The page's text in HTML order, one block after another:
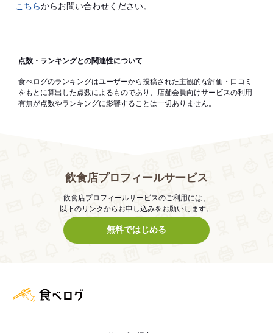
こちらからお問い合わせください。
点数・ランキングとの関連性について
食べログのランキングはユーザーから投稿された主観的な評価・口コミ
をもとに算出した点数によるものであり、店舗会員向けサービスの利用
有無が点数やランキングに影響することは一切ありません。
飲食店プロフィールサービス
飲食店プロフィールサービスのご利用には、
以下のリンクからお申し込みをお願いします。
無料ではじめる